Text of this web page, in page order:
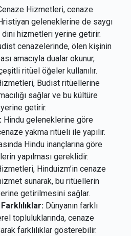
Hizmetleri, cenaze
geleneklerine de saygı
hizmetleri yerine getirir.
cenazelerinde, ölen kişinin
amacıyla dualar okunur,
ritüel öğeler kullanılır.
Budist ritüellerine
sağlar ve bu kültüre
getirir.
Hindu geleneklerine göre
yakma ritüeli ile yapılır.
Hindu inançlarına göre
yapılması gereklidir.
Hinduizm’in cenaze
sunarak, bu ritüellerin
getirilmesini sağlar.
Dünyanın farklı
topluluklarında, cenaze
farklılıklar gösterebilir.